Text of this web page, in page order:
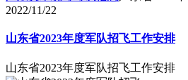
2022/11/22
山东省2023年度军队招飞工作安排
山东省2023年度军队招飞工作安排